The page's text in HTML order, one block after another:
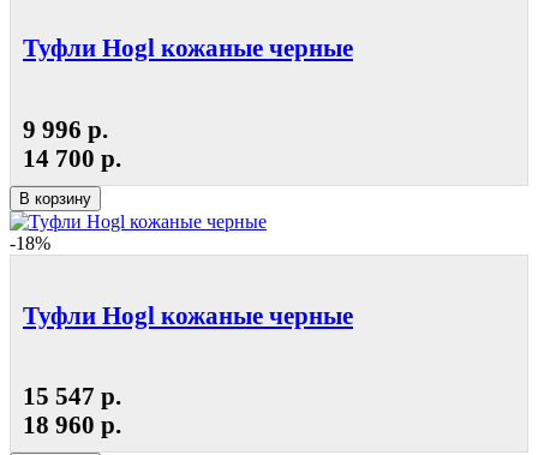
Туфли Hogl кожаные черные
9 996 р.
14 700 р.
В корзину
-18%
Туфли Hogl кожаные черные
15 547 р.
18 960 р.